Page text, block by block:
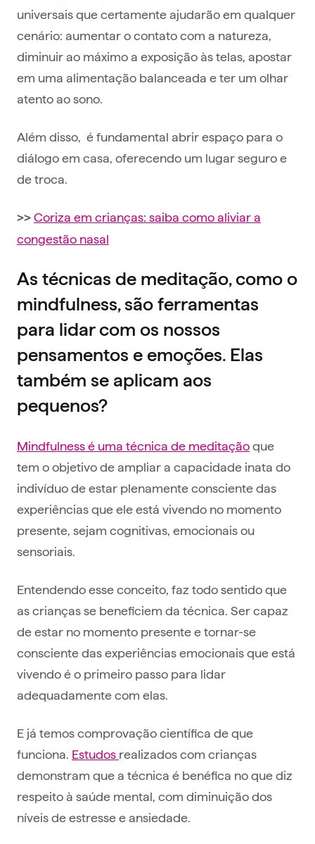
universais que certamente ajudarão em qualquer
cenário: aumentar o contato com a natureza,
diminuir ao máximo a exposição às telas, apostar
em uma alimentação balanceada e ter um olhar
atento ao sono.
Além disso, é fundamental abrir espaço para o
diálogo em casa, oferecendo um lugar seguro e
de troca.
>> Coriza em crianças: saiba como aliviar a
congestão nasal
As técnicas de meditação, como o
mindfulness, são ferramentas
para lidar com os nossos
pensamentos e emoções. Elas
também se aplicam aos
pequenos?
Mindfulness é uma técnica de meditaçãoque
tem o objetivo de ampliar a capacidade inata do
indivíduo de estar plenamente consciente das
experiências que ele está vivendo no momento
presente, sejam cognitivas, emocionais ou
sensoriais.
Entendendo esse conceito, faz todo sentido que
as crianças se beneficiem da técnica. Ser capaz
de estar no momento presente e tornar-se
consciente das experiências emocionais que está
vivendo é o primeiro passo para lidar
adequadamente com elas.
E já temos comprovação científica de que
funciona. Estudos realizados com crianças
demonstram que a técnica é benéfica no que diz
respeito à saúde mental, com diminuição dos
níveis de estresse e ansiedade.